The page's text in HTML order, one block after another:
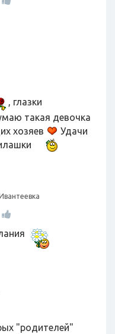
, глазки
такая девочка
хозяев
Удачи
"родителей"